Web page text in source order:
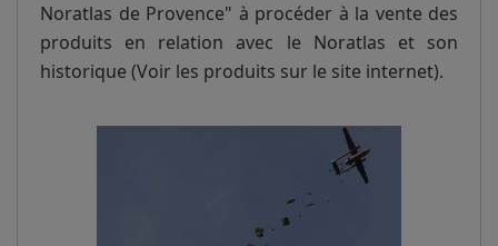
Noratlas de Provence" à procéder à la vente des
produits en relation avec le Noratlas et son
historique (Voir les produits sur le site internet).